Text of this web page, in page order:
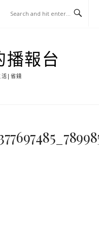
播報台
|省錢